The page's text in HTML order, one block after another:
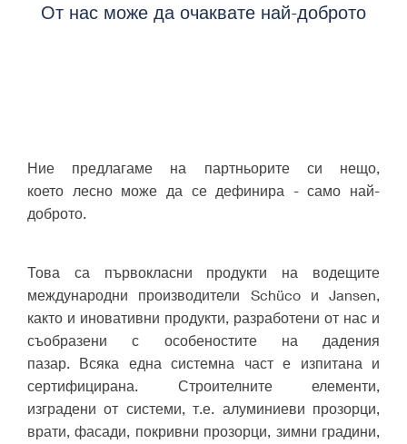
От нас може да очаквате най-доброто
​​​​​​​​​​​​​​​​​​​​​​​​​​​​​​​​​​Ние предлагаме на партньорите си нещо,
което лесно може да се дефинира - само най-
доброто.
Това са първокласни продукти на водещите
международни производители Schüco и Jansen,
както и иновативни продукти, разработени ​от нас и
съобразени с особеностите на дадения
пазар. Всяка една системна част е изпитана и
сертифицирана. Строителните елементи,
изградени от системи, т.е. алуминиеви прозорци,
врати, фасади, покривни прозорци, зимни градини,